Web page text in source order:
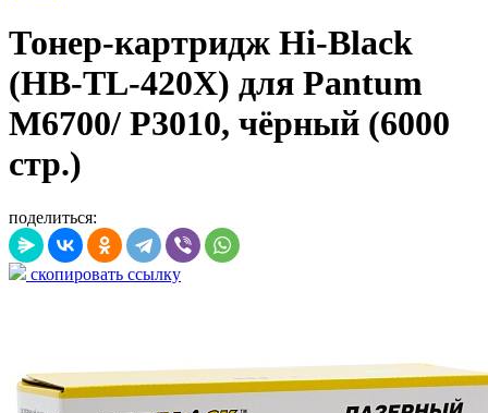
Тонер-картридж Hi-Black
(HB-TL-420X) для Pantum
M6700/ P3010, чёрный (6000
стр.)
поделиться:
скопировать ссылку